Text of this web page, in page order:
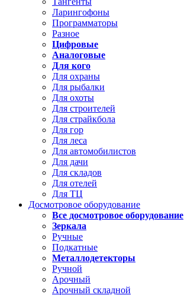
Ларингофоны
Программаторы
Разное
Цифровые
Аналоговые
Для кого
Для охраны
Для рыбалки
Для охоты
Для строителей
Для страйкбола
Для гор
Для леса
Для автомобилистов
Для дачи
Для складов
Для отелей
Для ТЦ
Досмотровое оборудование
Все досмотровое оборудование
Зеркала
Ручные
Подкатные
Металлодетекторы
Ручной
Арочный
Арочный складной